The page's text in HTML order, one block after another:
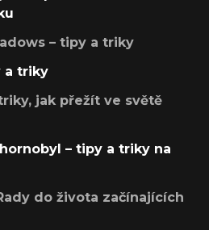
– tipy a triky
a triky
jak přežít ve světě
– tipy a triky na
do života začínajících